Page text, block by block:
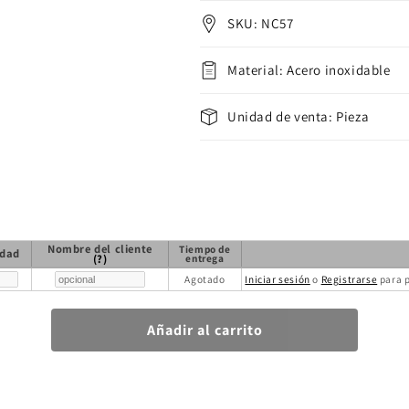
SKU: NC57
Material: Acero inoxidable
Unidad de venta: Pieza
Nombre del cliente
(?)
Tiempo de
entrega
Agotado Iniciar sesión o Registrarse para